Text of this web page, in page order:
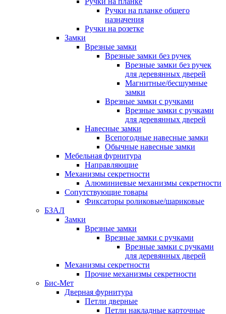
Ручки на планке общего
назначения
Ручки на розетке
Замки
Врезные замки
Врезные замки без ручек
Врезные замки без ручек
для деревянных дверей
Магнитные/бесшумные
замки
Врезные замки с ручками
Врезные замки с ручками
для деревянных дверей
Навесные замки
Всепогодные навесные замки
Обычные навесные замки
Мебельная фурнитура
Направляющие
Механизмы секретности
Алюминиевые механизмы секретности
Сопутствующие товары
Фиксаторы роликовые/шариковые
БЗАЛ
Замки
Врезные замки
Врезные замки с ручками
Врезные замки с ручками
для деревянных дверей
Механизмы секретности
Прочие механизмы секретности
Бис-Мет
Дверная фурнитура
Петли дверные
Петли накладные карточные